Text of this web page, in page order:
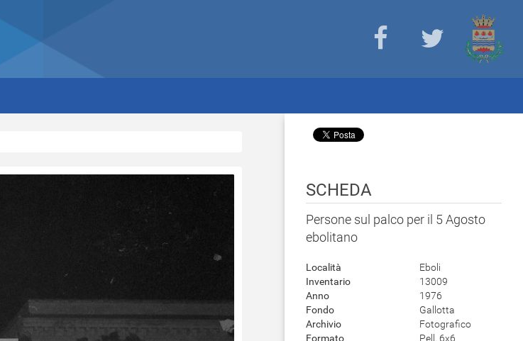
SCHEDA
Persone sul palco per il 5 Agosto
ebolitano
Località
Eboli
Inventario
13009
Anno
1976
Fondo
Gallotta
Archivio
Fotografico
Formato
Pell. 6x6